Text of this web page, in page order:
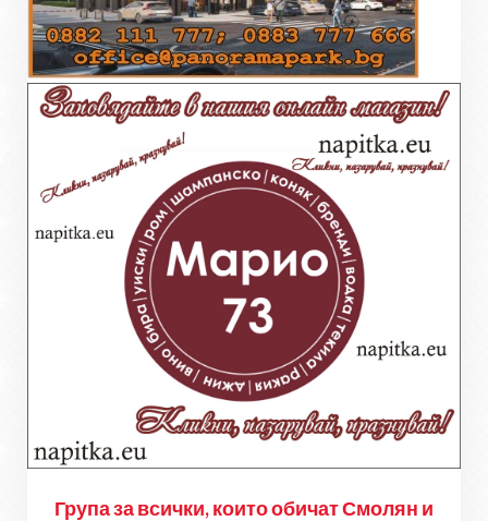
Група за всички, които обичат Смолян и